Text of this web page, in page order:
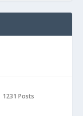
1231 Posts